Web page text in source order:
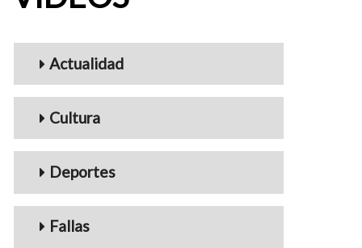
NAVEGACIÓN
Menu_Videos
Actualidad
Cultura
Deportes
Fallas